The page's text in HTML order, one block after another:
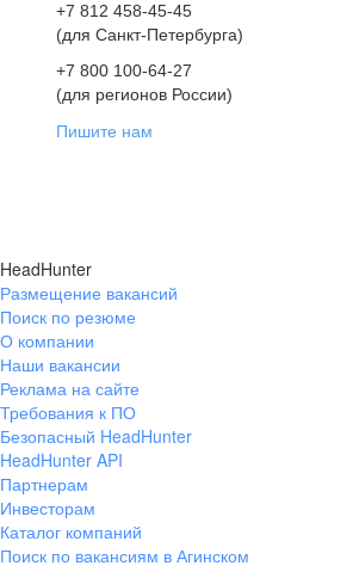
+7 812 458-45-45
(для Санкт-Петербурга)
+7 800 100-64-27
(для регионов России)
Пишите нам
HeadHunter
Размещение вакансий
Поиск по резюме
О компании
Наши вакансии
Реклама на сайте
Требования к ПО
Безопасный HeadHunter
HeadHunter API
Партнерам
Инвесторам
Каталог компаний
Поиск по вакансиям в Агинском